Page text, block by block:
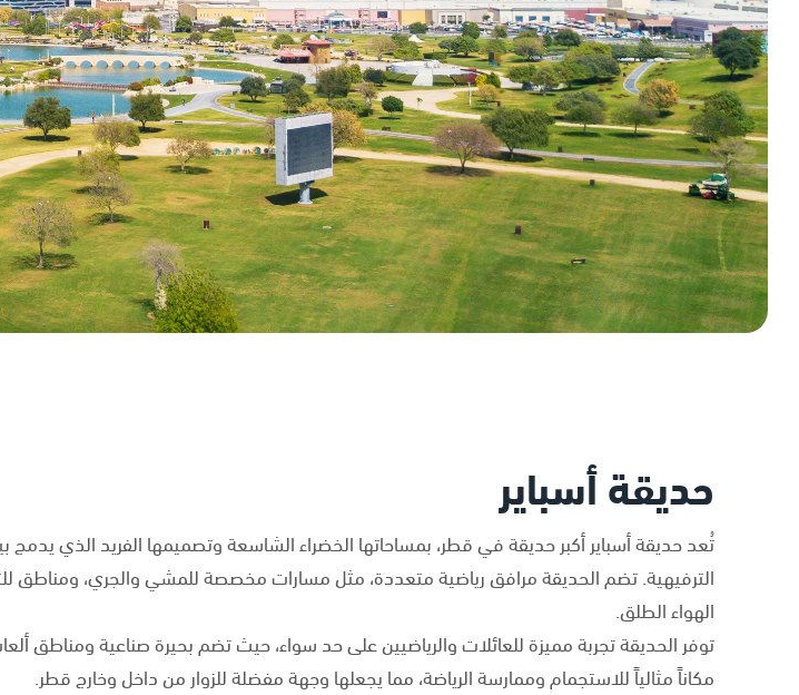
حديقة أسباير
تُعد حديقة أسباير أكبر حديقة في قطر، بمساحاتها الخضراء الشاسعة وتصميمها الفريد الذي يدمج
الترفيهية. تضم الحديقة مرافق رياضية متعددة، مثل مسارات مخصصة للمشي والجري، ومناطق
الهواء الطلق.
توفر الحديقة تجربة مميزة للعائلات والرياضيين على حد سواء، حيث تضم بحيرة صناعية ومناطق
مكاناً مثالياً للاستجمام وممارسة الرياضة، مما يجعلها وجهة مفضلة للزوار من داخل وخارج قطر.